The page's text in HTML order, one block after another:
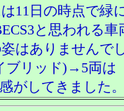
11日の時点で緑
と思われる車
はありませんで
ブリッド)→5両は
がしてきました